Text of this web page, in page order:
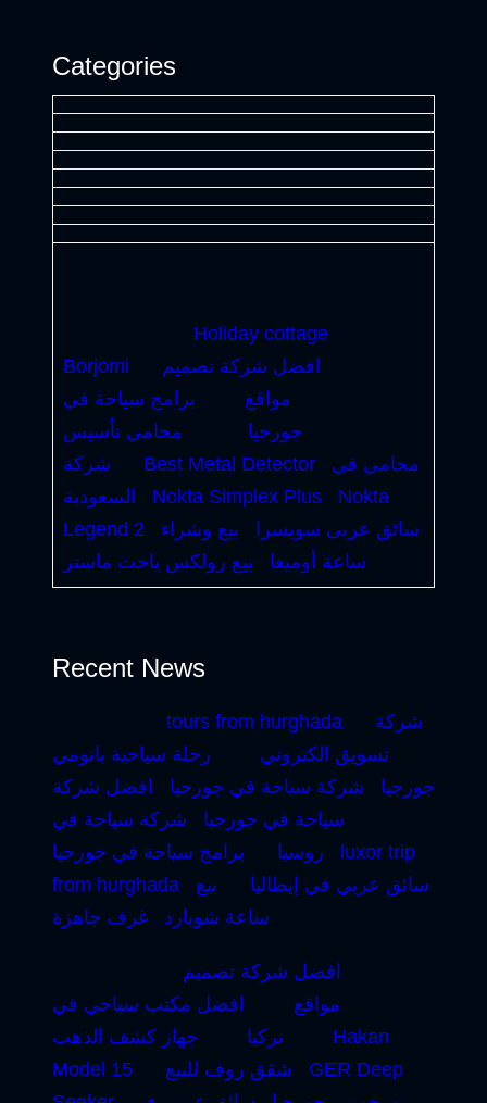
Categories
Holiday cottage
Borjomi
افضل شركة تصميم
مواقع
برامج سياحة في
جورجيا
محامي تأسيس
شركة
Best Metal Detector
محامي في
السعودية
Nokta Simplex Plus
Nokta
Legend 2
سائق عربى سويسرا
بيع وشراء
ساعة أوميغا
بيع رولكس ياخت ماستر
Recent News
tours from hurghada
شركة
تسويق الكتروني
رحلة سياحية باتومي
جورجيا
شركة سياحة في جورجيا
افضل شركة
سياحة في جورجيا
شركة سياحة في
روسيا
برامج سياحة في جورجيا
luxor trip
from hurghada
سائق عربي في إيطاليا
بيع
ساعة شوبارد
غرف جاهزة
افضل شركة تصميم
مواقع
افضل مكتب سياحي في
تركيا
جهاز كشف الذهب
Hakan
Model 15
شقق روف للبيع
GER Deep